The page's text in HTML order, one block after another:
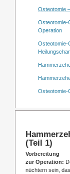
Osteotomie
Osteotomie-
Operation
Osteotomie-
Osteotomie-
(Teil 1)
Vorbereitung
zur Operation:
nüchtern sein,